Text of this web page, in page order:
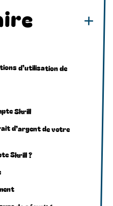
d’utilisation de
Skrill
d’argent de votre
Skrill ?